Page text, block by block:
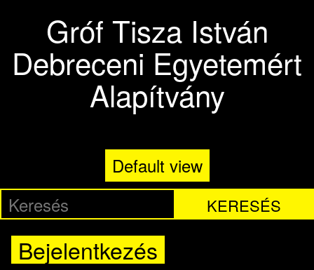
Gróf Tisza István
Debreceni Egyetemért
Alapítvány
Default view
KERESÉS
Bejelentkezés